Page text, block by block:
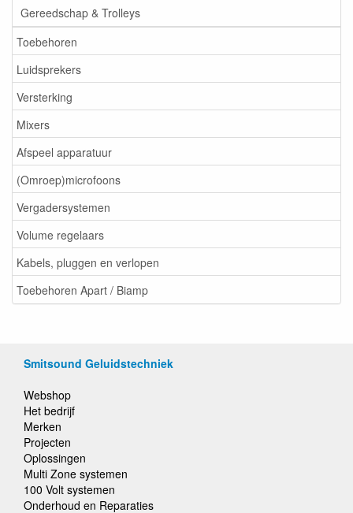
Gereedschap & Trolleys
Toebehoren
Luidsprekers
Versterking
Mixers
Afspeel apparatuur
(Omroep)microfoons
Vergadersystemen
Volume regelaars
Kabels, pluggen en verlopen
Toebehoren Apart / Biamp
Smitsound Geluidstechniek
Webshop
Het bedrijf
Merken
Projecten
Oplossingen
Multi Zone systemen
100 Volt systemen
Onderhoud en Reparaties